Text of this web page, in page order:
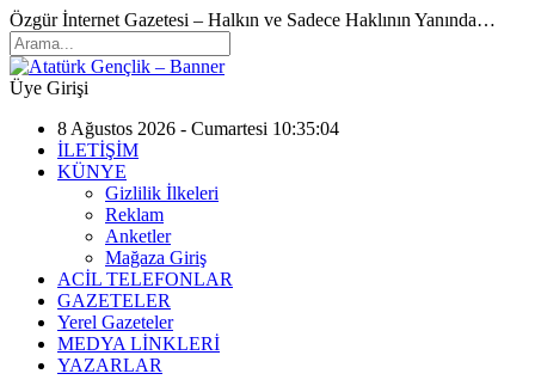
Özgür İnternet Gazetesi – Halkın ve Sadece Haklının Yanında…
Üye Girişi
8 Ağustos 2026 - Cumartesi 10:35:04
İLETİŞİM
KÜNYE
Gizlilik İlkeleri
Reklam
Anketler
Mağaza Giriş
ACİL TELEFONLAR
GAZETELER
Yerel Gazeteler
MEDYA LİNKLERİ
YAZARLAR